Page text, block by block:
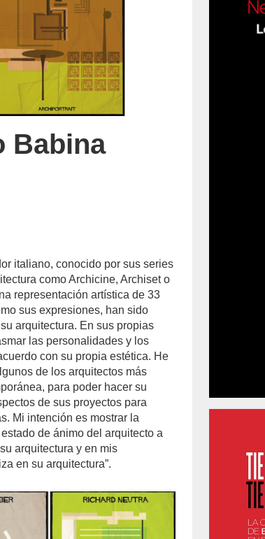
Babina
italiano, conocido por sus series
como Archicine, Archiset o
representación artística de 33
sus expresiones, han sido
arquitectura. En sus propias
las personalidades y los
con su propia estética. He
de los arquitectos más
para poder hacer su
de sus proyectos para
Mi intención es mostrar la
de ánimo del arquitecto a
arquitectura y en mis
en su arquitectura”.